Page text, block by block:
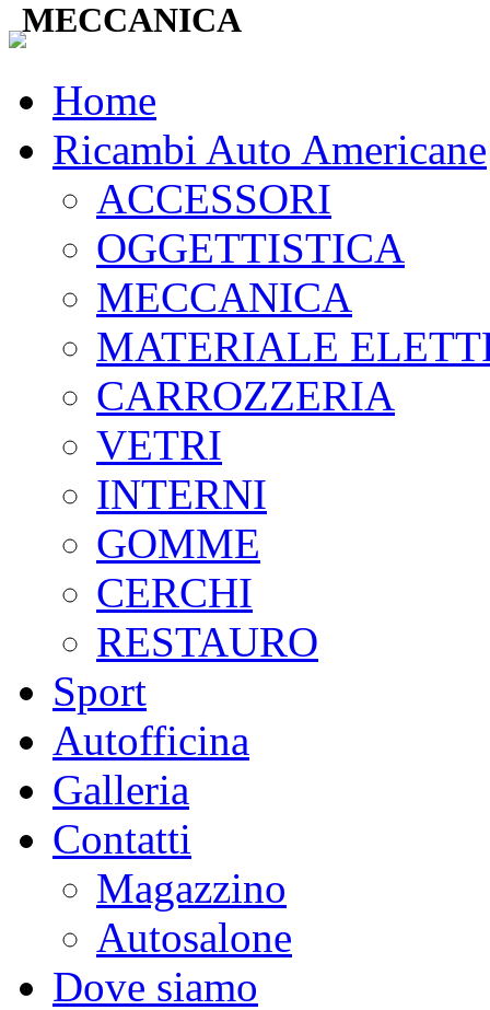
Home
Ricambi Auto Americane
ACCESSORI
OGGETTISTICA
MECCANICA
MATERIALE
CARROZZERIA
VETRI
INTERNI
GOMME
CERCHI
RESTAURO
Sport
Autofficina
Galleria
Contatti
Magazzino
Autosalone
Dove siamo
MECCANICA